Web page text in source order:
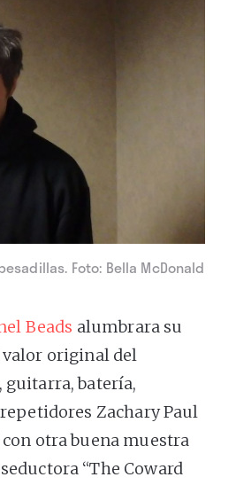
Foto: Bella McDonald
Beads alumbrara su
valor original del
guitarra, batería,
Zachary Paul
otra buena muestra
“The Coward